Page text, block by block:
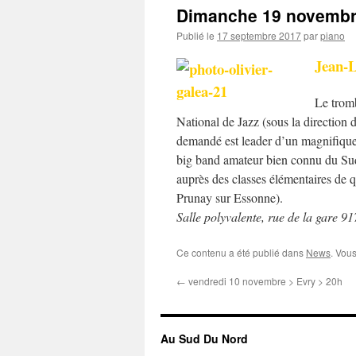
Dimanche 19
Publié le 17 septembre 2017parpiano
Jean-
Le
National de Jazz (sous la direction
demandé est leader d’un
big band amateur bien connu du
auprès des classes élémentaires
Prunay sur Essonne).
Salle polyvalente, rue de la gare
Ce contenu a été publié dans News.
← vendredi 10 novembre > Evry > 20h
Au Sud Du Nord